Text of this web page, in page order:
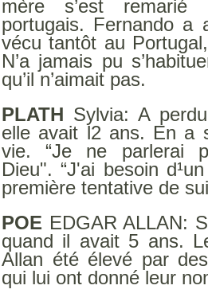
mère s’est
portugais. Fernando a
vécu tantôt au
N’a jamais pu
qu’il n’aimait pas.
PLATH Sylvia: A
elle avait l2 ans. En a
vie. “Je ne parlerai
Dieu". “J'ai besoin
première tentative de
POE EDGAR ALLAN:
quand il avait 5 ans.
Allan été élevé par
qui lui ont donné leur